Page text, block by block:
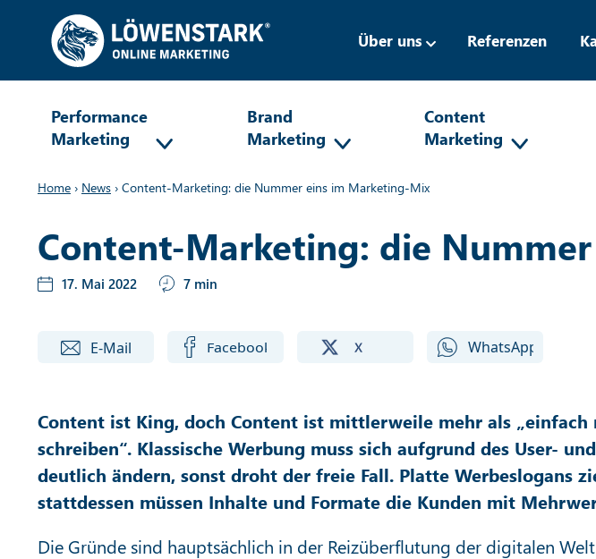
Über uns Referenzen
Performance
Marketing
Brand
Marketing
Content
Marketing
Home › News › Content-Marketing: die Nummer eins im Marketing-Mix
Content-Marketing: die
17. Mai 2022 7 min
Content ist King, doch Content ist mittlerweile mehr als „einfach
schreiben“. Klassische Werbung muss sich aufgrund des User-
deutlich ändern, sonst droht der freie Fall. Platte Werbeslogans
stattdessen müssen Inhalte und Formate die Kunden mit
Die Gründe sind hauptsächlich in der Reizüberflutung der digitalen